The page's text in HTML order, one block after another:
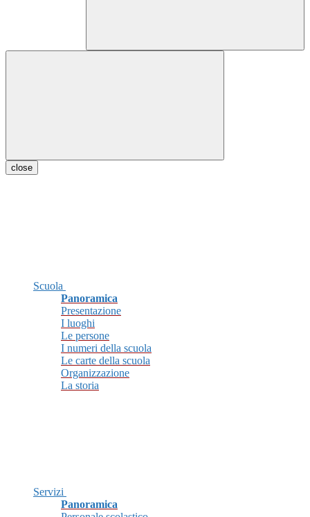
close
Scuola
Panoramica
Presentazione
I luoghi
Le persone
I numeri della scuola
Le carte della scuola
Organizzazione
La storia
Servizi
Panoramica